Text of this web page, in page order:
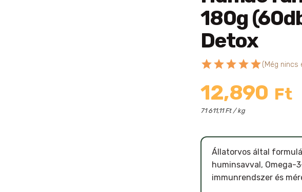
180g
Detox
starstarstarstarstar(Még nincs
12,890 Ft
71 611,11 Ft / kg
Állatorvos által
huminsavval, Omega-
immunrendszer és